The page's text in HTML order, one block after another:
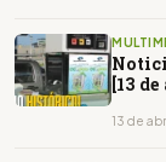
[13
13 de